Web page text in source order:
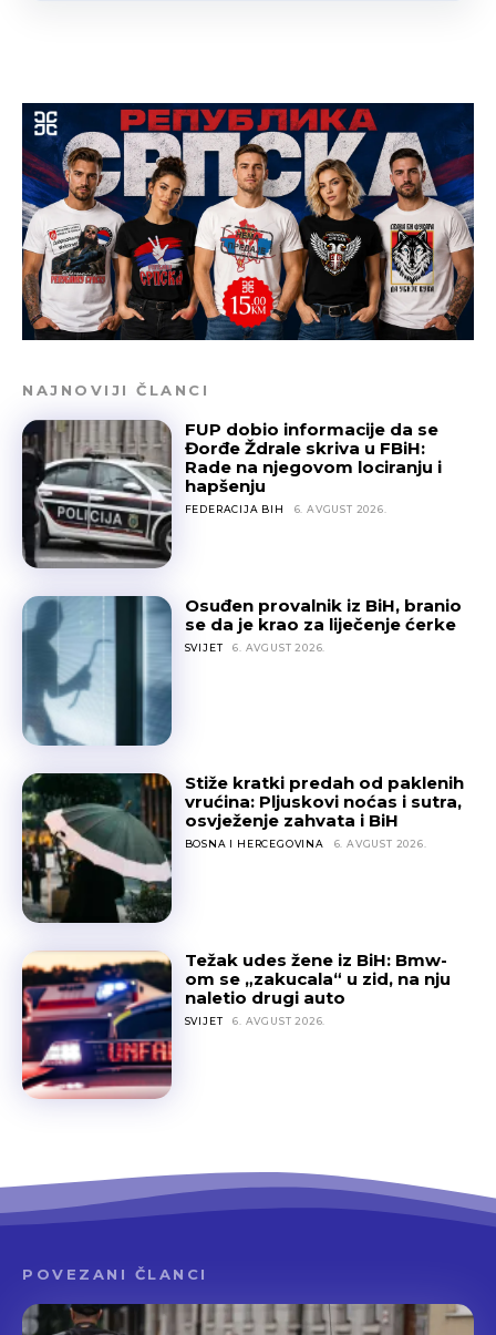
NAJNOVIJI ČLANCI
FUP dobio informacije da se
Đorđe Ždrale skriva u FBiH:
Rade na njegovom lociranju i
hapšenju
FEDERACIJA BIH 6. AVGUST 2026.
Osuđen provalnik iz BiH, branio
se da je krao za liječenje ćerke
SVIJET 6. AVGUST 2026.
Stiže kratki predah od paklenih
vrućina: Pljuskovi noćas i sutra,
osvježenje zahvata i BiH
BOSNA I HERCEGOVINA 6. AVGUST 2026.
Težak udes žene iz BiH: Bmw-
om se „zakucala“ u zid, na nju
naletio drugi auto
SVIJET 6. AVGUST 2026.
POVEZANI ČLANCI